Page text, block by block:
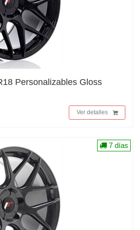
Personalizables Gloss
Ver detalles
7 días